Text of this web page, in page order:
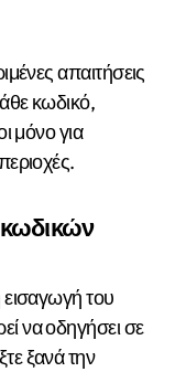
απαιτήσεις
κωδικό,
μόνο για
του
να οδηγήσει σε
ξανά την